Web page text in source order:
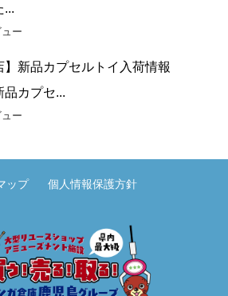
...
ー
】新品カプセルトイ入荷情報
カプセ...
ー
ップ 個人情報保護方針